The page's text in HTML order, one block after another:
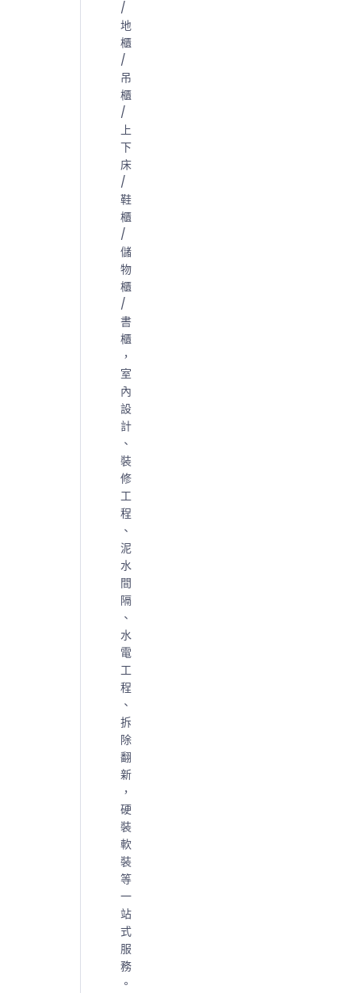
/
地
櫃
/
吊
櫃
/
上
下
床
/
鞋
櫃
/
儲
物
櫃
/
書
櫃
，
室
內
設
計
、
裝
修
工
程
、
泥
水
間
隔
、
水
電
工
程
、
拆
除
翻
新
，
硬
裝
軟
裝
等
一
站
式
服
務
。